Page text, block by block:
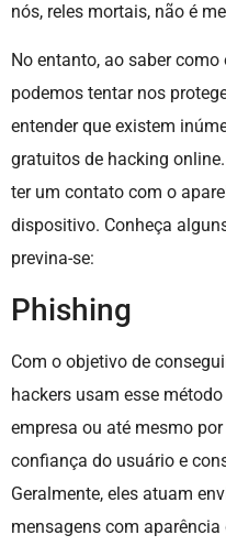
nós, reles mortais, não é
No entanto, ao saber
podemos tentar nos
entender que existem
gratuitos de hacking
ter um contato com o
dispositivo. Conheça
previna-se:
Phishing
Com o objetivo de
hackers usam esse
empresa ou até mesmo
confiança do usuário e
Geralmente, eles atuam
mensagens com